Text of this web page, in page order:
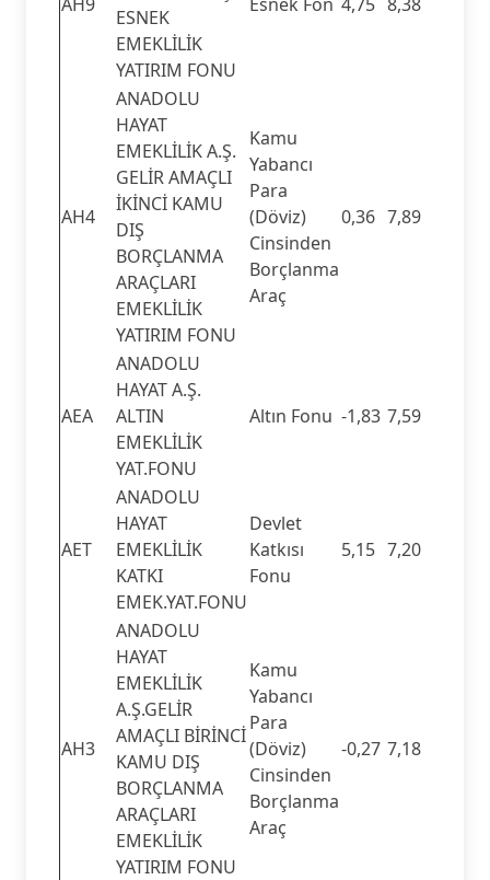
ESNEK
EMEKLİLİK
YATIRIM FONU
AH4
ANADOLU
HAYAT
EMEKLİLİK A.Ş.
GELİR AMAÇLI
İKİNCİ KAMU
DIŞ
BORÇLANMA
ARAÇLARI
EMEKLİLİK
YATIRIM FONU
Kamu
Yabancı
Para
(Döviz)
Cinsinden
Borçlanma
Araç
0,36 7,89
AEA
ANADOLU
HAYAT A.Ş.
ALTIN
EMEKLİLİK
YAT.FONU
Altın Fonu -1,83 7,59
AET
ANADOLU
HAYAT
EMEKLİLİK
KATKI
EMEK.YAT.FONU
Devlet
Katkısı
Fonu
5,15 7,20
AH3
ANADOLU
HAYAT
EMEKLİLİK
A.Ş.GELİR
AMAÇLI BİRİNCİ
KAMU DIŞ
BORÇLANMA
ARAÇLARI
EMEKLİLİK
YATIRIM FONU
Kamu
Yabancı
Para
(Döviz)
Cinsinden
Borçlanma
Araç
-0,27 7,18